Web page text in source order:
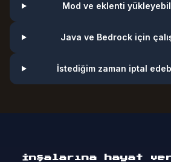
Mod ve eklenti
Java ve Bedrock için
İstediğim zaman iptal
İnşalarına hayat